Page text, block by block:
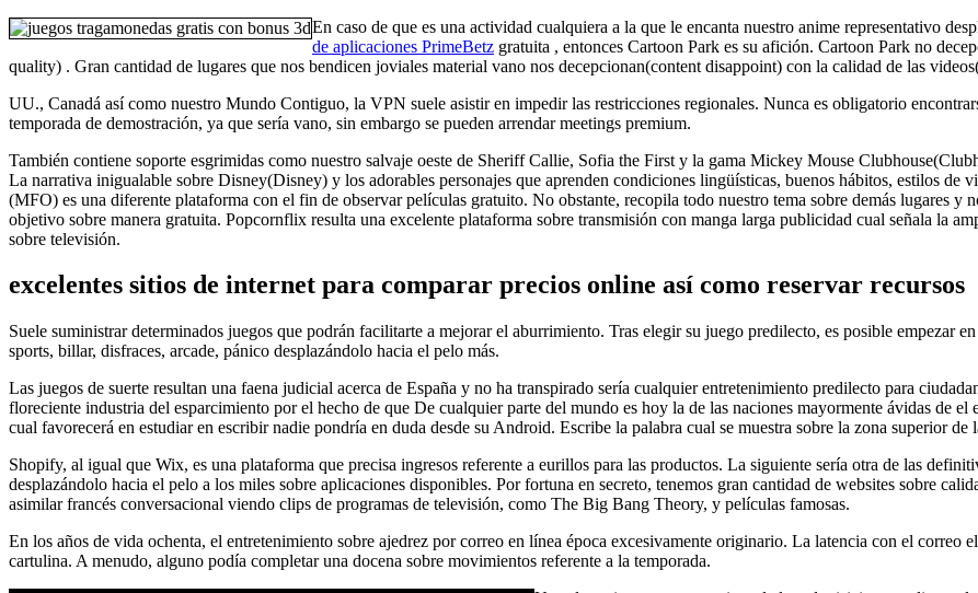
En caso de que es una actividad cualquiera a la que le encanta nuestro anime representativo
de aplicaciones PrimeBetz gratuita , entonces Cartoon Park es su afición. Cartoon Park no
quality) . Gran cantidad de lugares que nos bendicen joviales material vano nos decepcionan(content disappoint) con la calidad de las
UU., Canadá así­ como nuestro Mundo Contiguo, la VPN suele asistir en impedir las restricciones regionales. Nunca es obligatorio
temporada de demostración, ya que serí­a vano, sin embargo se pueden arrendar meetings premium.
También contiene soporte esgrimidas como nuestro salvaje oeste de Sheriff Callie, Sofia the First y la gama Mickey Mouse
La narrativa inigualable sobre Disney(Disney) y los adorables personajes que aprenden condiciones lingüísticas, buenos hábitos, estilos de
(MFO) es una diferente plataforma con el fin de observar películas gratuito. No obstante, recopila todo nuestro tema sobre demás lugares y
objetivo sobre manera gratuita. Popcornflix resulta una excelente plataforma sobre transmisión con manga larga publicidad cual señala la
sobre televisión.
excelentes sitios de internet para comparar precios online así­ como reservar recursos
Suele suministrar determinados juegos que podrán facilitarte a mejorar el aburrimiento. Tras elegir su juego predilecto, es posible empezar
sports, billar, disfraces, arcade, pánico desplazándolo hacia el pelo más.
Las juegos de suerte resultan una faena judicial acerca de España y no ha transpirado serí­a cualquier entretenimiento predilecto para
floreciente industria del esparcimiento por el hecho de que De cualquier parte del mundo es hoy la de las naciones mayormente ávidas de
cual favorecerá en estudiar en escribir nadie pondrí­a en duda desde su Android. Escribe la palabra cual se muestra sobre la zona superior de
Shopify, al igual que Wix, es una plataforma que precisa ingresos referente a eurillos para las productos. La siguiente sería otra de las
desplazándolo hacia el pelo a los miles sobre aplicaciones disponibles. Por fortuna en secreto, tenemos gran cantidad de websites sobre
asimilar francés conversacional viendo clips de programas de televisión, como The Big Bang Theory, y películas famosas.
En los años de vida ochenta, el entretenimiento sobre ajedrez por correo en línea época excesivamente originario. La latencia con el
cartulina. A menudo, alguno podía completar una docena sobre movimientos referente a la temporada.